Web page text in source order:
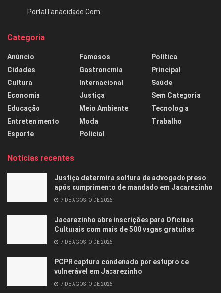
PortalTanacidade.Com
Categoria
Anúncio
Cidades
Cultura
Economia
Educação
Entretenimento
Esporte
Famosos
Gastronomia
Internacional
Justiça
Meio Ambiente
Moda
Policial
Política
Principal
Saúde
Sem Categoria
Tecnologia
Trabalho
Notícias recentes
Justiça determina soltura de advogado preso
após cumprimento de mandado em Jacarezinho
7 DE AGOSTO DE 2026
Jacarezinho abre inscrições para Oficinas
Culturais com mais de 500 vagas gratuitas
7 DE AGOSTO DE 2026
PCPR captura condenado por estupro de
vulnerável em Jacarezinho
7 DE AGOSTO DE 2026